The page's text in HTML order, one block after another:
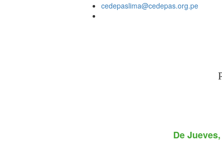
cedepaslima@cedepas.org.pe
De